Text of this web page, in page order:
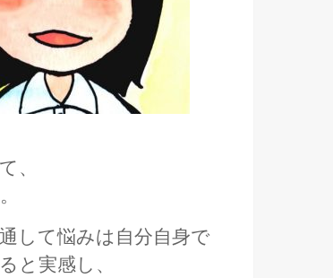
、
して悩みは自分自身で
と実感し、